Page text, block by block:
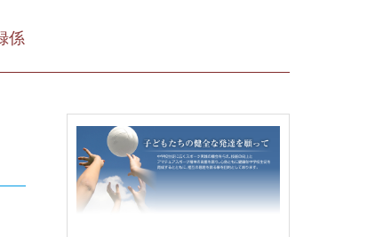
係